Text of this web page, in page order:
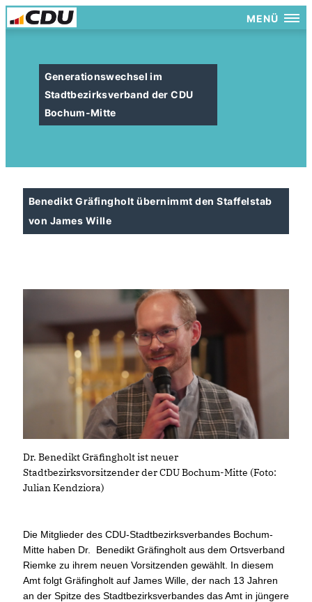
MENÜ
Generationswechsel im
Stadtbezirksverband der CDU
Bochum-Mitte
Benedikt Gräfingholt übernimmt den Staffelstab
von James Wille
Dr. Benedikt Gräfingholt ist neuer
Stadtbezirksvorsitzender der CDU Bochum-Mitte (Foto:
Julian Kendziora)
Die Mitglieder des CDU-Stadtbezirksverbandes Bochum-
Mitte haben Dr. Benedikt Gräfingholt aus dem Ortsverband
Riemke zu ihrem neuen Vorsitzenden gewählt. In diesem
Amt folgt Gräfingholt auf James Wille, der nach 13 Jahren
an der Spitze des Stadtbezirksverbandes das Amt in jüngere